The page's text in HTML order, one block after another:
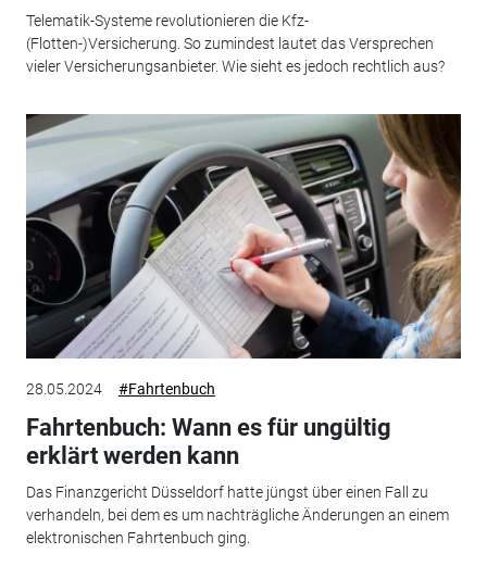
Telematik-Systeme revolutionieren die Kfz-
(Flotten-)Versicherung. So zumindest lautet das Versprechen
vieler Versicherungsanbieter. Wie sieht es jedoch rechtlich aus?
28.05.2024 #Fahrtenbuch
Fahrtenbuch: Wann es für ungültig
erklärt werden kann
Das Finanzgericht Düsseldorf hatte jüngst über einen Fall zu
verhandeln, bei dem es um nachträgliche Änderungen an einem
elektronischen Fahrtenbuch ging.